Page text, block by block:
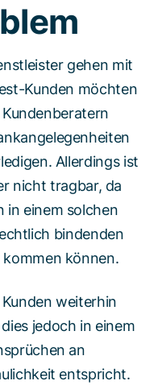
gehen mit
Kunden möchten
Allerdings ist
nicht tragbar, da
in einem solchen
bindenden
können.
weiterhin
jedoch in einem
an
entspricht.